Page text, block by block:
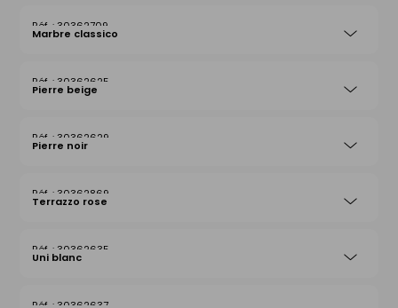
30362709
Marbre classico
30362625
Pierre beige
30362629
Pierre noir
30362869
Terrazzo rose
30362635
Uni blanc